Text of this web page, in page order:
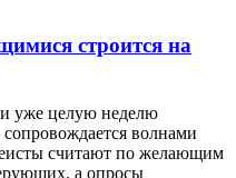
строится на
уже целую неделю
волнами
считают по желающим
а опросы